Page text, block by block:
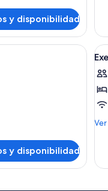
y disponibilidad
de higiene personal
y disponibilidad
las
de
Más
Twin